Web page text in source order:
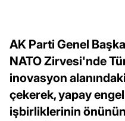
AK Parti Genel
NATO Zirvesi'nde
inovasyon
çekerek, yapay
işbirliklerinin